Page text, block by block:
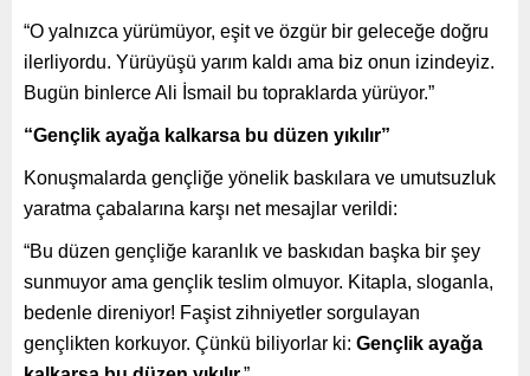
“O yalnızca yürümüyor, eşit ve özgür bir geleceğe doğru
ilerliyordu. Yürüyüşü yarım kaldı ama biz onun izindeyiz.
Bugün binlerce Ali İsmail bu topraklarda yürüyor.”
“Gençlik ayağa kalkarsa bu düzen yıkılır”
Konuşmalarda gençliğe yönelik baskılara ve umutsuzluk
yaratma çabalarına karşı net mesajlar verildi:
“Bu düzen gençliğe karanlık ve baskıdan başka bir şey
sunmuyor ama gençlik teslim olmuyor. Kitapla, sloganla,
bedenle direniyor! Faşist zihniyetler sorgulayan
gençlikten korkuyor. Çünkü biliyorlar ki: Gençlik ayağa